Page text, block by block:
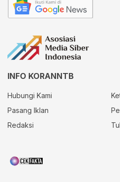
INFO KORANNTB
Hubungi Kami
Pasang Iklan
Redaksi